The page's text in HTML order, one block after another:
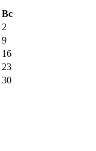
Вс
2
9
16
23
30